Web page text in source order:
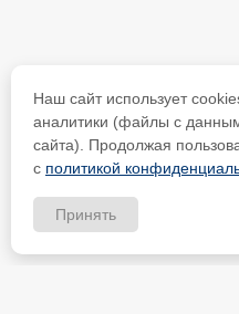
Наш сайт использует
аналитики (файлы с
сайта). Продолжая
с политикой
Принять